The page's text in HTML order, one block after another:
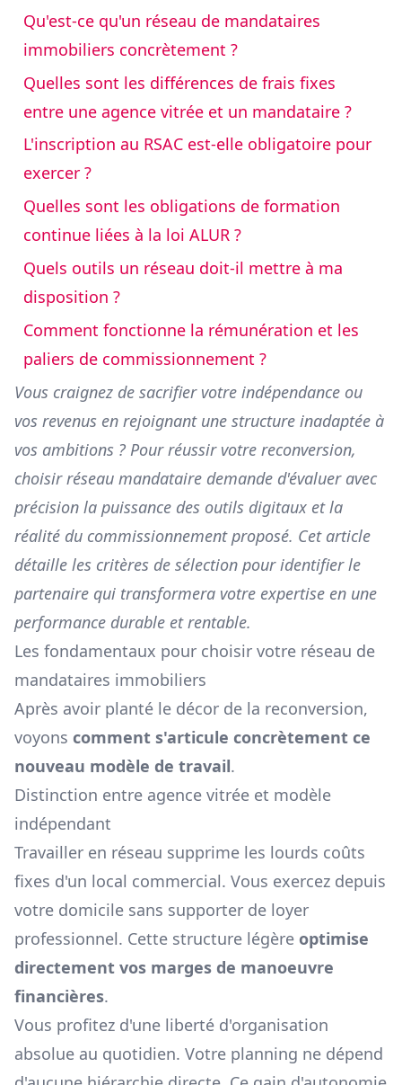
Qu'est-ce qu'un réseau de mandataires
immobiliers concrètement ?
Quelles sont les différences de frais fixes
entre une agence vitrée et un mandataire ?
L'inscription au RSAC est-elle obligatoire pour
exercer ?
Quelles sont les obligations de formation
continue liées à la loi ALUR ?
Quels outils un réseau doit-il mettre à ma
disposition ?
Comment fonctionne la rémunération et les
paliers de commissionnement ?
Vous craignez de sacrifier votre indépendance ou
vos revenus en rejoignant une structure inadaptée à
vos ambitions ? Pour réussir votre reconversion,
choisir réseau mandataire demande d'évaluer avec
précision la puissance des outils digitaux et la
réalité du commissionnement proposé. Cet article
détaille les critères de sélection pour identifier le
partenaire qui transformera votre expertise en une
performance durable et rentable.
Les fondamentaux pour choisir votre réseau de
mandataires immobiliers
Après avoir planté le décor de la reconversion,
voyons comment s'articule concrètement ce
nouveau modèle de travail.
Distinction entre agence vitrée et modèle
indépendant
Travailler en réseau supprime les lourds coûts
fixes d'un local commercial. Vous exercez depuis
votre domicile sans supporter de loyer
professionnel. Cette structure légère optimise
directement vos marges de manoeuvre
financières.
Vous profitez d'une liberté d'organisation
absolue au quotidien. Votre planning ne dépend